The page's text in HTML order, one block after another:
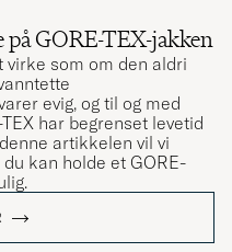
på GORE-TEX-jakken
virke som om den aldri
evig, og til og med
har begrenset levetid
artikkelen vil vi
kan holde et GORE-